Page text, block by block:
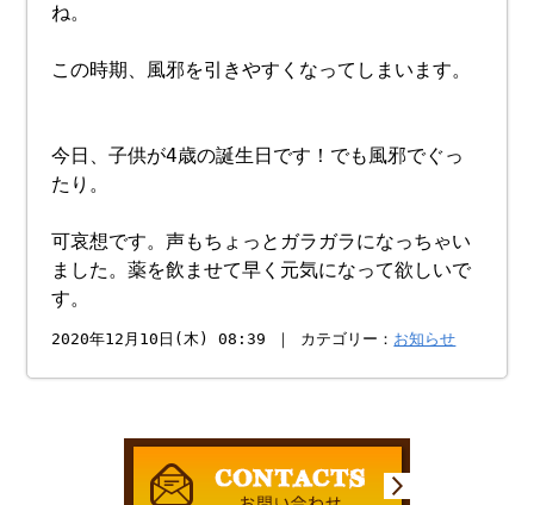
ね。
この時期、風邪を引きやすくなってしまいます。
今日、子供が4歳の誕生日です！でも風邪でぐっ
たり。
可哀想です。声もちょっとガラガラになっちゃい
ました。薬を飲ませて早く元気になって欲しいで
す。
2020年12月10日(木) 08:39 ｜ カテゴリー： お知らせ